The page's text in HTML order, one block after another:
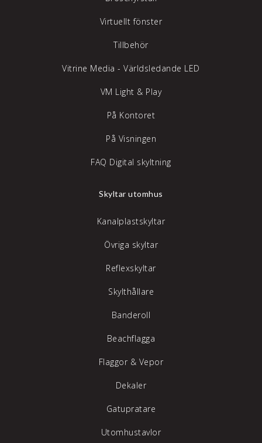
Virtuellt fönster
Tillbehör
Vitrine Media - Världsledande LED
VM Light & Play
På Kontoret
På Visningen
FAQ Digital skyltning
Skyltar utomhus
Kanalplastskyltar
Övriga skyltar
Reflexskyltar
Skylthållare
Banderoll
Beachflagga
Flaggor & Vepor
Dekaler
Gatupratare
Utomhustavlor